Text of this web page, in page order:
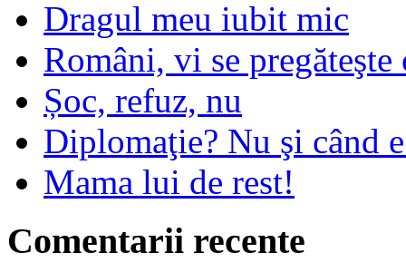
Dragul meu iubit mic
Români, vi se pregăteşte
Șoc, refuz, nu
Diplomaţie? Nu şi când
Mama lui de rest!
Comentarii recente